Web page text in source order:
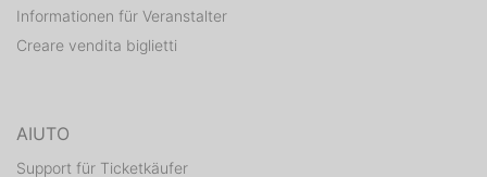
Informationen für Veranstalter
Creare vendita biglietti
AIUTO
Support für Ticketkäufer